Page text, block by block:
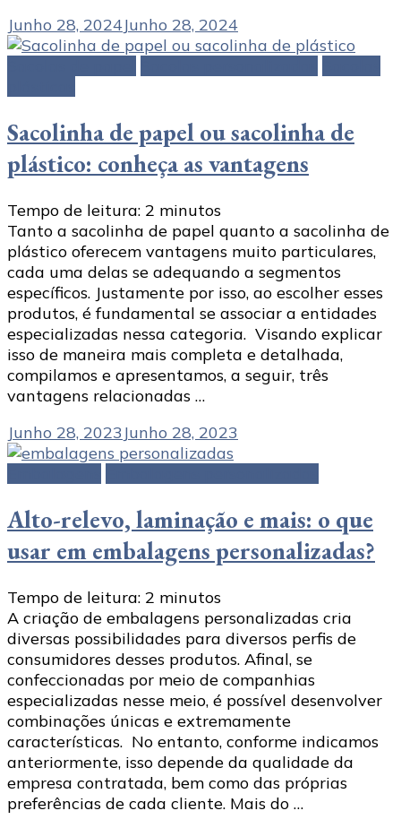
Junho 28, 2024Junho 28, 2024
Sacolinha de papel ou sacolinha de
plástico: conheça as vantagens
Tempo de leitura: 2 minutos
Tanto a sacolinha de papel quanto a sacolinha de
plástico oferecem vantagens muito particulares,
cada uma delas se adequando a segmentos
específicos. Justamente por isso, ao escolher esses
produtos, é fundamental se associar a entidades
especializadas nessa categoria. Visando explicar
isso de maneira mais completa e detalhada,
compilamos e apresentamos, a seguir, três
vantagens relacionadas …
Junho 28, 2023 Junho 28, 2023
Alto-relevo, laminação e mais: o que
usar em embalagens personalizadas?
Tempo de leitura: 2 minutos
A criação de embalagens personalizadas cria
diversas possibilidades para diversos perfis de
consumidores desses produtos. Afinal, se
confeccionadas por meio de companhias
especializadas nesse meio, é possível desenvolver
combinações únicas e extremamente
características. No entanto, conforme indicamos
anteriormente, isso depende da qualidade da
empresa contratada, bem como das próprias
preferências de cada cliente. Mais do …